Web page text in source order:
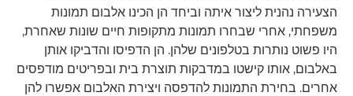
הצעירה נהנית ליצור איתה וביחד הן הכינו אלבום תמונות
משפחתי, אחרי שבחרו תמונות מתקופות חיים שונות שאחרת,
היו פשוט נותרות בטלפונים שלהן. הן הדפיסו והדביקו אותן
באלבום, אותו קישטו במדבקות תוצרת בית ובפריטים מודפסים
אחרים. בחירת התמונות להדפסה ויצירת האלבום אפשרו להן